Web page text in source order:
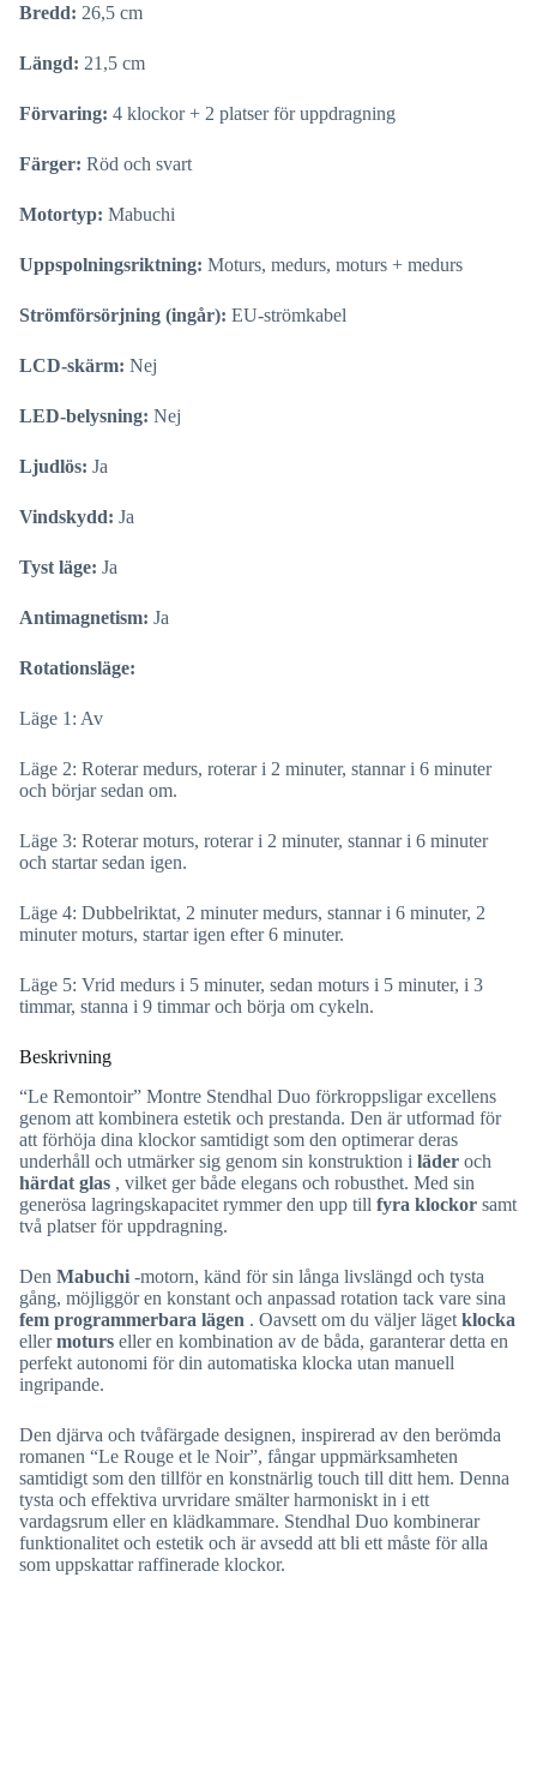
Bredd: 26,5 cm
Längd: 21,5 cm
Förvaring: 4 klockor + 2 platser för uppdragning
Färger: Röd och svart
Motortyp: Mabuchi
Uppspolningsriktning: Moturs, medurs, moturs + medurs
Strömförsörjning (ingår): EU-strömkabel
LCD-skärm: Nej
LED-belysning: Nej
Ljudlös: Ja
Vindskydd: Ja
Tyst läge: Ja
Antimagnetism: Ja
Rotationsläge:
Läge 1: Av
Läge 2: Roterar medurs, roterar i 2 minuter, stannar i 6 minuter
och börjar sedan om.
Läge 3: Roterar moturs, roterar i 2 minuter, stannar i 6 minuter
och startar sedan igen.
Läge 4: Dubbelriktat, 2 minuter medurs, stannar i 6 minuter, 2
minuter moturs, startar igen efter 6 minuter.
Läge 5: Vrid medurs i 5 minuter, sedan moturs i 5 minuter, i 3
timmar, stanna i 9 timmar och börja om cykeln.
Beskrivning
“Le Remontoir” Montre Stendhal Duo förkroppsligar excellens
genom att kombinera estetik och prestanda. Den är utformad för
att förhöja dina klockor samtidigt som den optimerar deras
underhåll och utmärker sig genom sin konstruktion i läder och
härdat glas , vilket ger både elegans och robusthet. Med sin
generösa lagringskapacitet rymmer den upp till fyra klockor samt
två platser för uppdragning.
Den Mabuchi -motorn, känd för sin långa livslängd och tysta
gång, möjliggör en konstant och anpassad rotation tack vare sina
fem programmerbara lägen . Oavsett om du väljer läget klocka
ellermoturs eller en kombination av de båda, garanterar detta en
perfekt autonomi för din automatiska klocka utan manuell
ingripande.
Den djärva och tvåfärgade designen, inspirerad av den berömda
romanen “Le Rouge et le Noir”, fångar uppmärksamheten
samtidigt som den tillför en konstnärlig touch till ditt hem. Denna
tysta och effektiva urvridare smälter harmoniskt in i ett
vardagsrum eller en klädkammare. Stendhal Duo kombinerar
funktionalitet och estetik och är avsedd att bli ett måste för alla
som uppskattar raffinerade klockor.